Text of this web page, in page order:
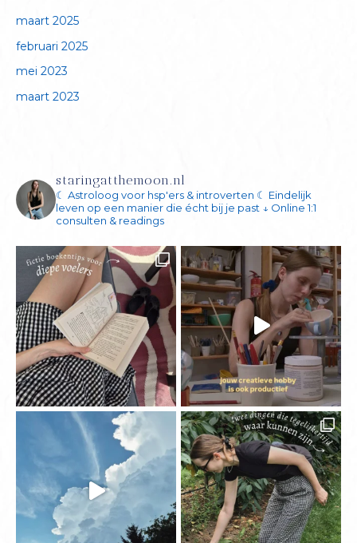
maart 2025
februari 2025
mei 2023
maart 2023
staringatthemoon.nl
☾ Astroloog voor hsp'ers & introverten ☾ Eindelijk
leven op een manier die écht bij je past ↓ Online 1:1
consulten & readings